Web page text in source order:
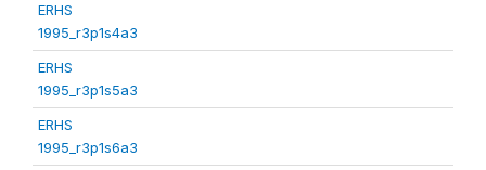
ERHS
1995_r3p1s4a3
ERHS
1995_r3p1s5a3
ERHS
1995_r3p1s6a3